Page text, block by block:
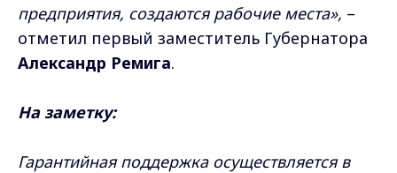
предприятия, создаются рабочие места», –
отметил первый заместитель Губернатора
Александр Ремига.
На заметку:
Гарантийная поддержка осуществляется в